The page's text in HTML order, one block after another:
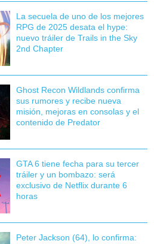
La secuela de uno de los mejores
RPG de 2025 desata el hype:
nuevo tráiler de Trails in the Sky
2nd Chapter
Ghost Recon Wildlands confirma
sus rumores y recibe nueva
misión, mejoras en consolas y el
contenido de Predator
GTA 6 tiene fecha para su tercer
tráiler y un bombazo: será
exclusivo de Netflix durante 6
horas
Peter Jackson (64), lo confirma: